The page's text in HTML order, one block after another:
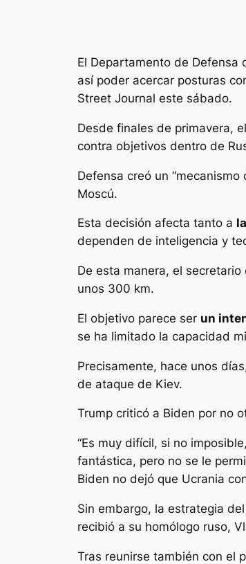
El Departamento de Defensa
así poder acercar posturas
Street Journal este sábado.
Desde finales de primavera, el
contra objetivos dentro de
Defensa creó un
Moscú.
Esta decisión afecta tanto a
dependen de inteligencia y
De esta manera, el
unos 300 km.
El objetivo parece ser un
se ha limitado la capacidad
Precisamente, hace unos
de ataque de Kiev.
Trump criticó a Biden por no
“Es muy difícil, si no imposible,
fantástica, pero no se le
Biden no dejó que Ucrania
Sin embargo, la estrategia
recibió a su homólogo ruso,
Tras reunirse también con el